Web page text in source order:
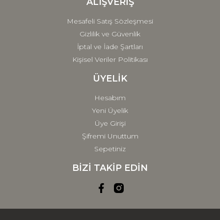
Mesafeli Satış Sözleşmesi
Gizlilik ve Güvenlik
İptal ve İade Şartları
Kişisel Veriler Politikası
ÜYELİK
Hesabım
Yeni Üyelik
Üye Girişi
Şifremi Unuttum
Sepetiniz
BİZİ TAKİP EDİN